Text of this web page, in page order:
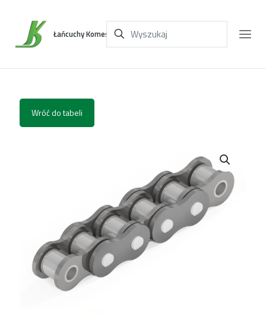
Łańcuchy Komes
Wróć do tabeli